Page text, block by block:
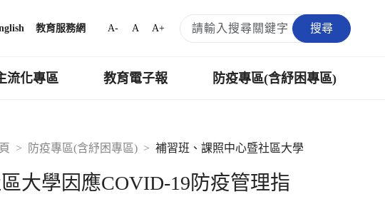
教育服務網 A- A A+ 搜尋
流化專區 教育電子報 防疫專區(含紓困專區)
防疫專區(含紓困專區) 補習班、課照中心暨社區大學
大學因應COVID-19防疫管理指